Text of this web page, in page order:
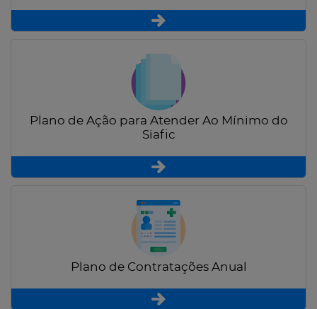
Plano de Ação para Atender Ao Mínimo do
Siafic
Plano de Contratações Anual